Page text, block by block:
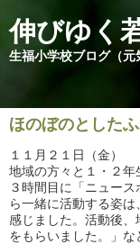
伸びゆく
生福小学校ブログ（
ほのぼのとした
１１月２１日（金）
地域の方々と１・２
３時間目に「ニュー
ら一緒に活動する姿
感じました。活動後
をもらいました。」